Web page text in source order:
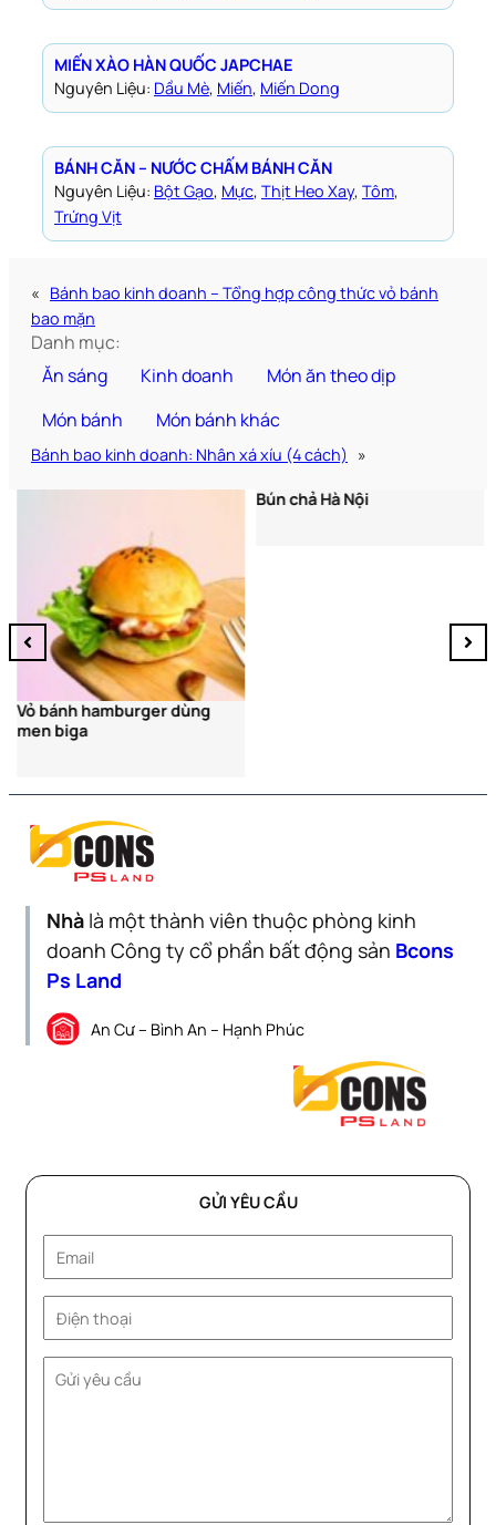
MIẾN XÀO HÀN QUỐC JAPCHAE
Nguyên Liệu: Dầu Mè, Miến, Miến Dong
BÁNH CĂN – NƯỚC CHẤM BÁNH CĂN
Nguyên Liệu: Bột Gạo, Mực, Thịt Heo Xay, Tôm
Trứng Vịt
« Bánh bao kinh doanh – Tổng hợp công thức vỏ bánh
bao mặn
Danh mục:
Ăn sáng
Kinh doanh
Món ăn theo dịp
Món bánh
Món bánh khác
Bánh bao kinh doanh: Nhân xá xíu (4 cách) »
Vỏ bánh hamburger dùng
men biga
Bún chả Hà Nội
Nhà là một thành viên thuộc phòng kinh
doanh Công ty cổ phần bất động sản Bcons
Ps Land
An Cư – Bình An – Hạnh Phúc
GỬI YÊU CẦU